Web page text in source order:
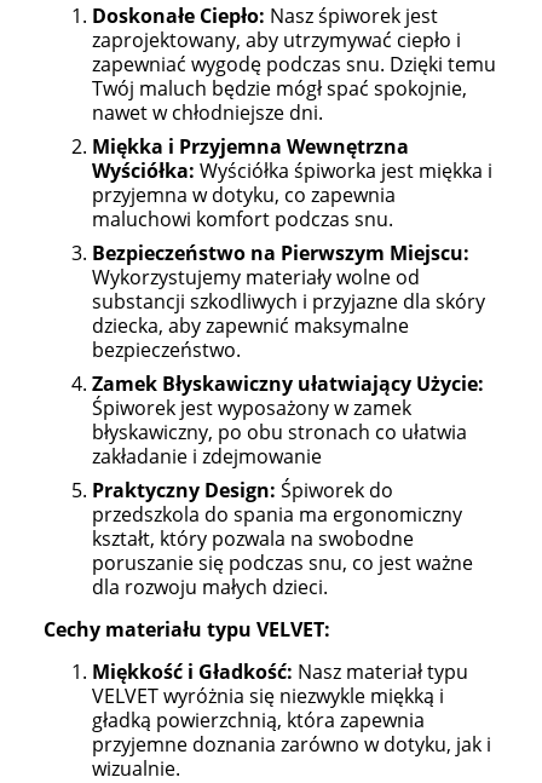
Doskonałe Ciepło: Nasz śpiworek jest
zaprojektowany, aby utrzymywać ciepło i
zapewniać wygodę podczas snu. Dzięki temu
Twój maluch będzie mógł spać spokojnie,
nawet w chłodniejsze dni.
Miękka i Przyjemna Wewnętrzna
Wyściółka: Wyściółka śpiworka jest miękka i
przyjemna w dotyku, co zapewnia
maluchowi komfort podczas snu.
Bezpieczeństwo na Pierwszym Miejscu:
Wykorzystujemy materiały wolne od
substancji szkodliwych i przyjazne dla skóry
dziecka, aby zapewnić maksymalne
bezpieczeństwo.
Zamek Błyskawiczny ułatwiający Użycie:
Śpiworek jest wyposażony w zamek
błyskawiczny, po obu stronach co ułatwia
zakładanie i zdejmowanie
Praktyczny Design: Śpiworek do
przedszkola do spania ma ergonomiczny
kształt, który pozwala na swobodne
poruszanie się podczas snu, co jest ważne
dla rozwoju małych dzieci.
Cechy materiału typu VELVET:
Miękkość i Gładkość: Nasz materiał typu
VELVET wyróżnia się niezwykle miękką i
gładką powierzchnią, która zapewnia
przyjemne doznania zarówno w dotyku, jak i
wizualnie.